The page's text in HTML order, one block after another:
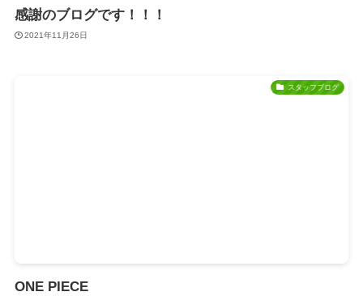
感謝のブログです！！！
2021年11月26日
スタッフブログ
ONE PIECE